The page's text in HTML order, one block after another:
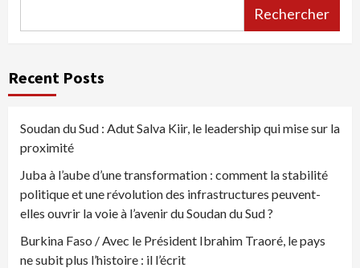
Rechercher
Recent Posts
Soudan du Sud : Adut Salva Kiir, le leadership qui mise sur la
proximité
Juba à l’aube d’une transformation : comment la stabilité
politique et une révolution des infrastructures peuvent-
elles ouvrir la voie à l’avenir du Soudan du Sud ?
Burkina Faso / Avec le Président Ibrahim Traoré, le pays
ne subit plus l’histoire : il l’écrit